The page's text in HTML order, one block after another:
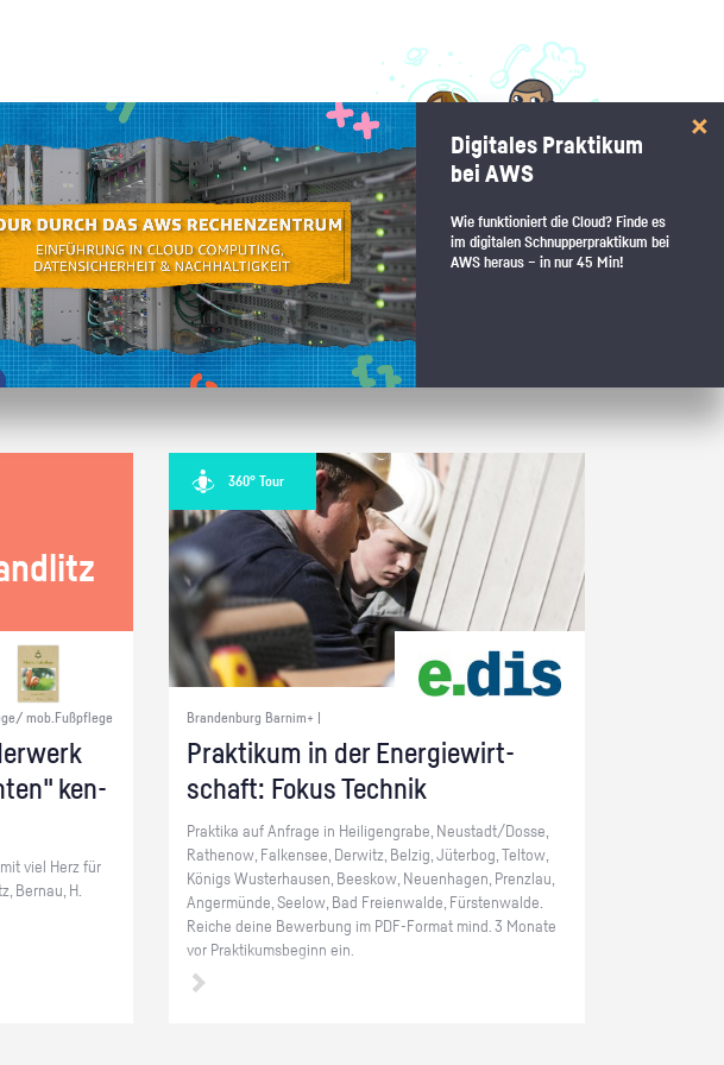
finde heraus was dich interessiert:
zum Stärkentest.
und bewirb dich wenn du den passenden Platz
mob.Fußpflege
ken­
viel Herz für
Ber­nau, H.​
360° Tour
Brandenburg Barnim+ |
Prak­ti­kum in der En­er­gie­wirt­
schaft: Fokus Tech­nik
Prak­ti­ka auf An­fra­ge in Hei­li­gen­gra­be, Neu­stadt/Dosse,
Ra­the­now, Fal­ken­see, Der­witz, Bel­zig, Jü­ter­bog, Tel­tow,
Kö­nigs Wus­ter­hau­sen, Bees­kow, Neu­en­ha­gen, Prenz­lau,
An­ger­mün­de, See­low, Bad Frei­en­wal­de, Fürs­ten­wal­de.
Rei­che deine Be­wer­bung im PDF-For­mat mind. 3 Mo­na­te
vor Prak­ti­kums­be­ginn ein.
Digitales Praktikum
bei AWS
Wie funktioniert die Cloud? Finde es
im digitalen Schnupperpraktikum bei
AWS heraus – in nur 45 Min!